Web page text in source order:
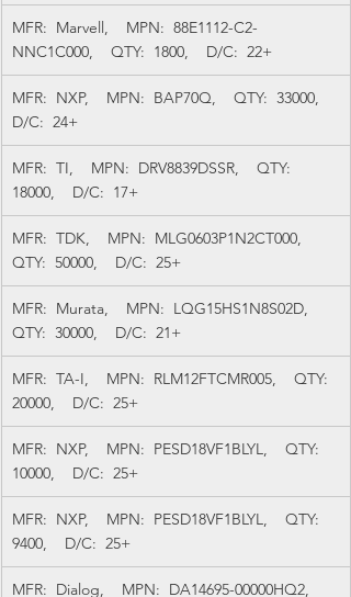
MFR:  Marvell,    MPN:  88E1112-C2-
NNC1C000,    QTY:  1800,    D/C:  22+
MFR:  NXP,    MPN:  BAP70Q,    QTY:  33000,
D/C:  24+
MFR:  TI,    MPN:  DRV8839DSSR,    QTY:
18000,    D/C:  17+
MFR:  TDK,    MPN:  MLG0603P1N2CT000,
QTY:  50000,    D/C:  25+
MFR:  Murata,    MPN:  LQG15HS1N8S02D,
QTY:  30000,    D/C:  21+
MFR:  TA-I,    MPN:  RLM12FTCMR005,    QTY:
20000,    D/C:  25+
MFR:  NXP,    MPN:  PESD18VF1BLYL,    QTY:
10000,    D/C:  25+
MFR:  NXP,    MPN:  PESD18VF1BLYL,    QTY:
9400,    D/C:  25+
MFR:  Dialog,    MPN:  DA14695-00000HQ2,